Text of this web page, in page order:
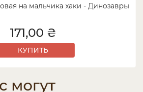
на мальчика хаки - Динозавры
171,00 ₴
КУПИТЬ
могут